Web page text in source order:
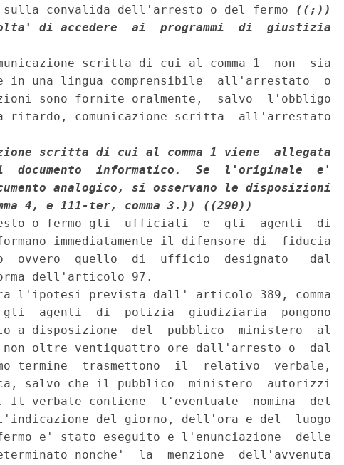
sulla convalida dell'arresto o del fermo ((;))
di accedere  ai  programmi  di  giustizia
scritta di cui al comma 1  non  sia
in una lingua comprensibile  all'arrestato  o
sono fornite oralmente,  salvo  l'obbligo
ritardo, comunicazione scritta  all'arrestato
scritta di cui al comma 1 viene  allegata
informatico.  Se  l'originale  e'
analogico, si osservano le disposizioni
4, e 111-ter, comma 3.))
((290))
o fermo gli  ufficiali  e  gli  agenti  di
immediatamente il difensore di  fiducia
ovvero  quello  di  ufficio  designato   dal
dell'articolo 97.
l'ipotesi prevista dall' articolo 389, comma
agenti  di  polizia  giudiziaria  pongono
a disposizione  del  pubblico  ministero  al
non oltre ventiquattro ore dall'arresto o  dal
termine  trasmettono  il  relativo  verbale,
salvo che il pubblico  ministero  autorizzi
Il verbale contiene  l'eventuale  nomina  del
del giorno, dell'ora e del  luogo
e' stato eseguito e l'enunciazione  delle
nonche'  la  menzione  dell'avvenuta